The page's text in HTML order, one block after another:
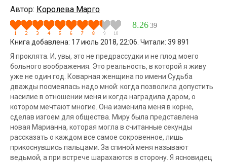
Автор: Королева Марго
8.26 39
Книга добавлена: 17 июль 2018, 22:06. Читали: 39 891
Я проклята. И, увы, это не предрассудки и не плод моего
больного воображения. Это реальность, в которой я живу
уже не один год. Коварная женщина по имени Судьба
дважды посмеялась надо мной: когда позволила допустить
насилие в отношении меня и когда наградила даром, о
котором мечтают многие. Она изменила меня в корне,
сделав изгоем для общества. Миру была представлена
новая Марианна, которая могла в считанные секунды
рассказать о каждом все самое сокровенное, лишь
прикоснувшись пальцами. За спиной меня называют
ведьмой, а при встрече шарахаются в сторону. Я ясновидец